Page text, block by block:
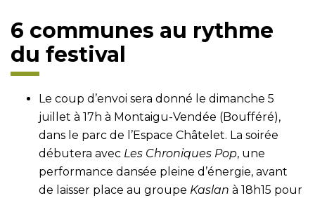
6 communes au rythme
du festival
Le coup d’envoi sera donné le dimanche 5
juillet à 17h à Montaigu-Vendée (Boufféré),
dans le parc de l’Espace Châtelet. La soirée
débutera avec Les Chroniques Pop, une
performance dansée pleine d’énergie, avant
de laisser place au groupe Kaslan à 18h15 pour